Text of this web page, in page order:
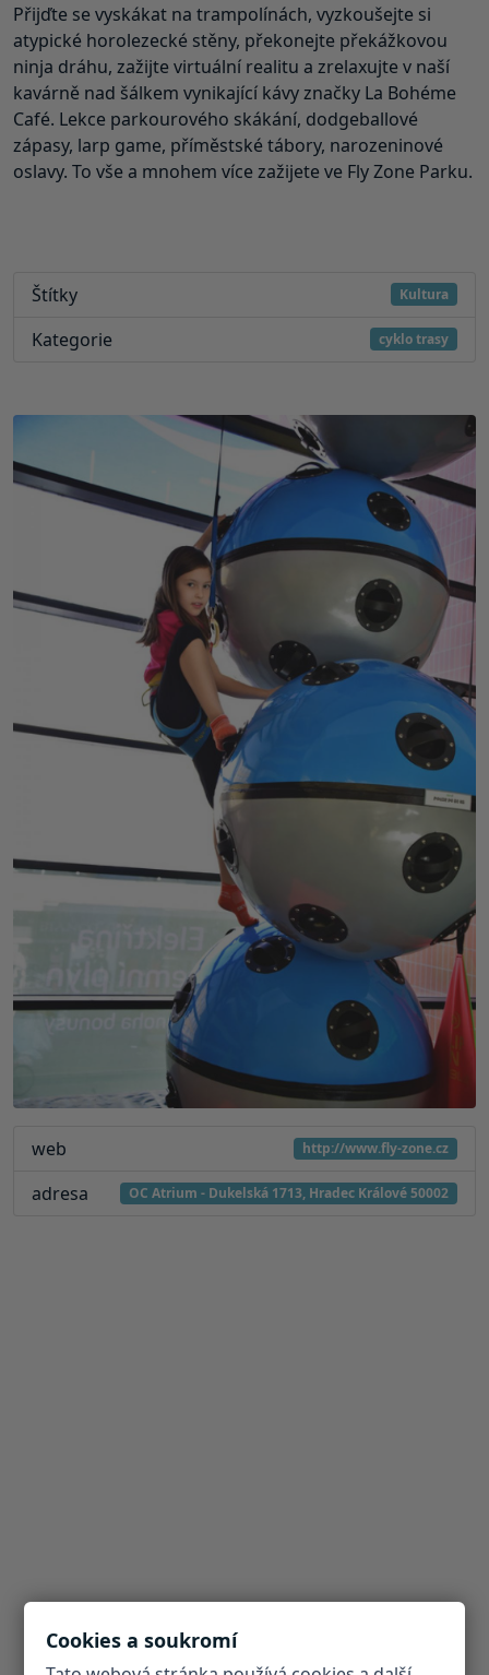
Přijďte se vyskákat na trampolínách, vyzkoušejte si
atypické horolezecké stěny, překonejte překážkovou
ninja dráhu, zažijte virtuální realitu a zrelaxujte v naší
kavárně nad šálkem vynikající kávy značky La Bohéme
Café. Lekce parkourového skákání, dodgeballové
zápasy, larp game, příměstské tábory, narozeninové
oslavy. To vše a mnohem více zažijete ve Fly Zone Parku.
Štítky Kultura
Kategorie cyklo trasy
web http://www.fly-zone.cz
adresa OC Atrium - Dukelská 1713, Hradec Králové 50002
Cookies a soukromí